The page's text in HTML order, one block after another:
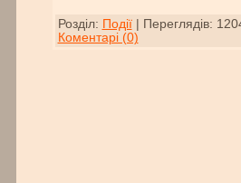
Розділ: Події| Переглядів:
Коментарі (0)